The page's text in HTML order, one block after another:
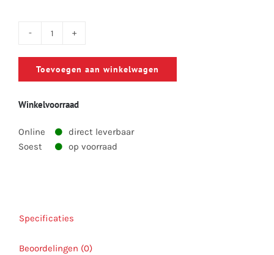
L3710
Haakse
aantal
Toevoegen aan winkelwagen
Winkelvoorraad
Online
direct leverbaar
Soest
op voorraad
Specificaties
Beoordelingen (0)